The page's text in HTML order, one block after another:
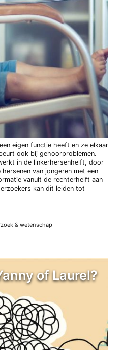
eigen functie heeft en ze elkaar
ook bij gehoorproblemen.
in de linkerhersenhelft, door
van jongeren met een
vanuit de rechterhelft aan
kan dit leiden tot
& wetenschap
of Laurel?